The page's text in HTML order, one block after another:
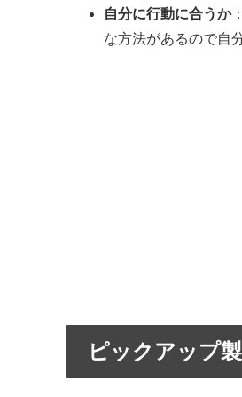
自分に行動に合うか
な方法があるので自
ピックアップ